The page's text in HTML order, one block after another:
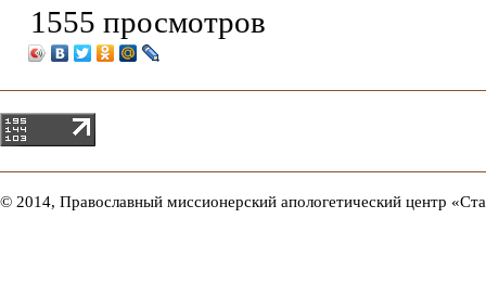
1555 просмотров
© 2014, Православный миссионерский апологетический центр